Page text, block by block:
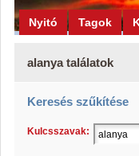
Nyitó Tagok
alanya találatok
Keresés szűkítése
Kulcsszavak: